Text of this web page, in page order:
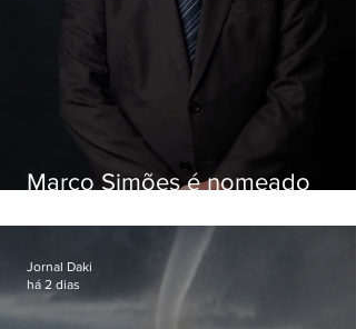
Marco Simões é nomeado
Jornal Daki
há 2 dias